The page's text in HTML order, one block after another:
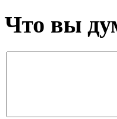
Что вы